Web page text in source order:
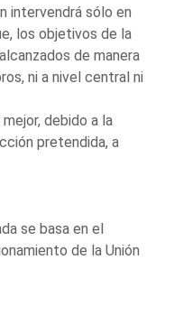
intervendrá sólo en
los objetivos de la
de manera
ni a nivel central ni
debido a la
pretendida, a
se basa en el
de la Unión